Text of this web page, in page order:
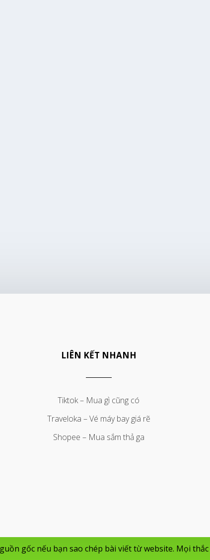
LIÊN KẾT NHANH
Tiktok – Mua gì cũng có
Traveloka – Vé máy bay giá rẽ
Shopee – Mua sắm thả ga
gốc nếu bạn sao chép bài viết từ website. Mọi